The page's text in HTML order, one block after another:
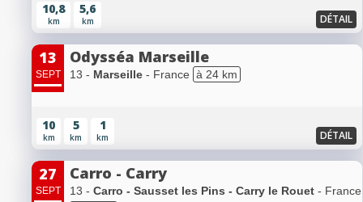
10,8
km
5,6
km DÉTAIL
13
SEPT
Odysséa Marseille
13 - Marseille - France à 24 km
10
km
5
km
1
km DÉTAIL
27
SEPT
Carro - Carry
13 - Carro - Sausset les Pins - Carry le Rouet - France